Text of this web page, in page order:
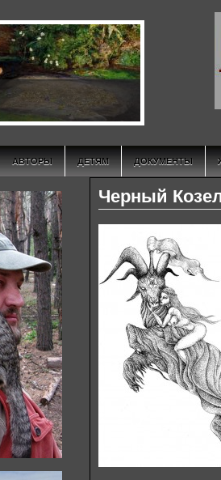
АВТОРЫ ДЕТЯМ ДОКУМЕНТЫ
Черный